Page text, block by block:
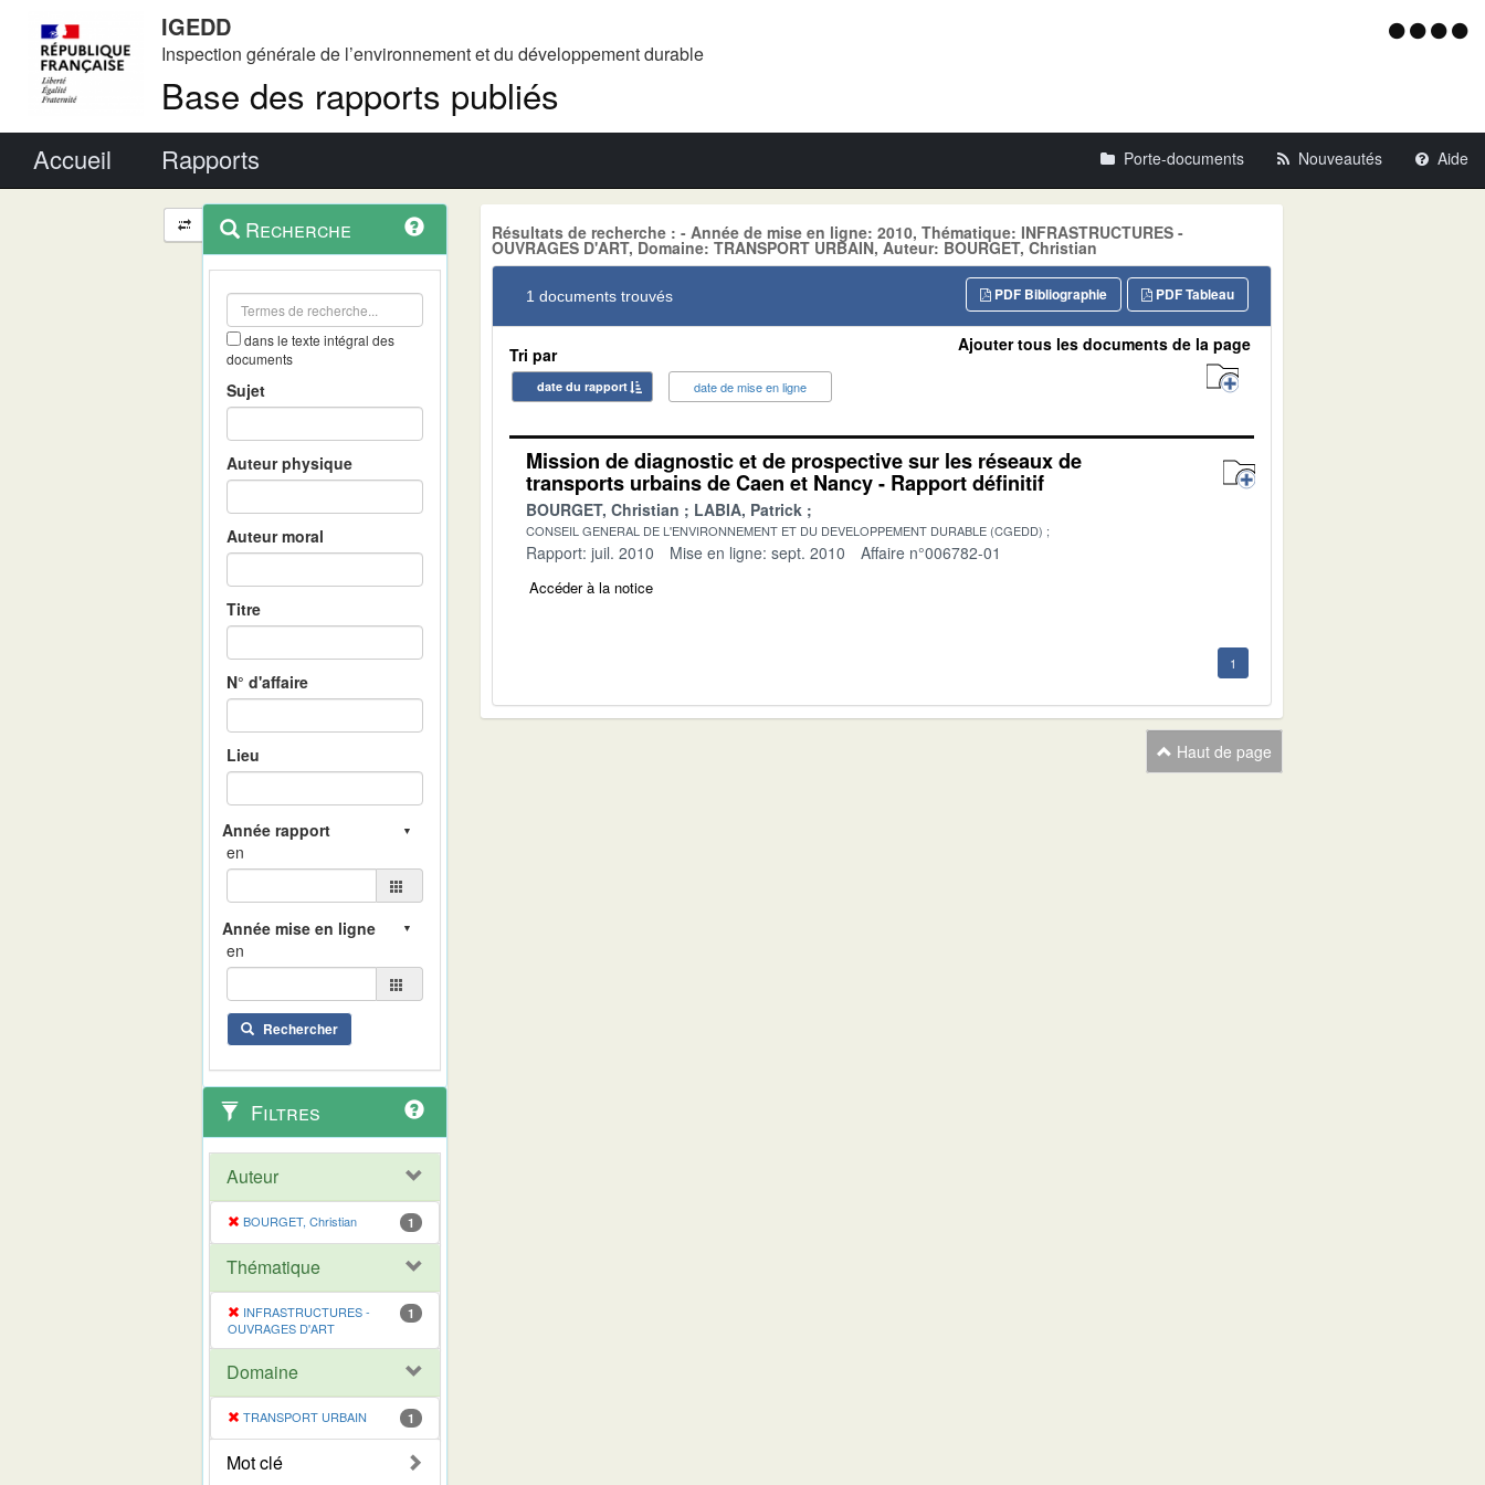
IGEDD
Inspection générale de l’environnement et du développement durable
Base des rapports publiés
Menu
Accueil Rapports Porte-documents Nouveautés Aide
Navigation
et
outils
contextuel
Recherche
dans le texte intégral des
documents
Sujet
Auteur physique
Auteur moral
Titre
N° d'affaire
Lieu
en
en
Rechercher
Filtres
Auteur
BOURGET, Christian 1
Thématique
INFRASTRUCTURES -
OUVRAGES D'ART
1
Domaine
TRANSPORT URBAIN 1
Mot clé
Résultats de recherche : - Année de mise en ligne: 2010, Thématique: INFRASTRUCTURES -
OUVRAGES D'ART, Domaine: TRANSPORT URBAIN, Auteur: BOURGET, Christian
1 documents trouvés PDF Tableau
PDF Bibliographie
Tri par
date du rapport date de mise en ligne
Ajouter tous les documents de la page
Mission de diagnostic et de prospective sur les réseaux de
transports urbains de Caen et Nancy - Rapport définitif
BOURGET, Christian LABIA, Patrick
CONSEIL GENERAL DE L'ENVIRONNEMENT ET DU DEVELOPPEMENT DURABLE (CGEDD)
Rapport: juil. 2010 Mise en ligne: sept. 2010 Affaire n°006782-01
Accéder à la notice
1
Haut de page